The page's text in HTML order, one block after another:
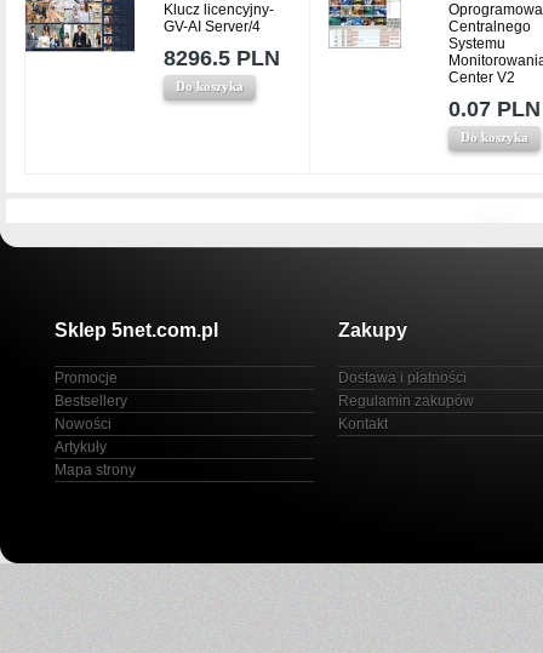
Klucz licencyjny-
GV-AI Server/4
8296.5 PLN
Do koszyka
Centralnego
Systemu
Center V2
0.07 PLN
Do koszyka
Sklep 5net.com.pl
Promocje
Bestsellery
Nowości
Artykuły
Mapa strony
Zakupy
Dostawa i płatności
Regulamin zakupów
Kontakt